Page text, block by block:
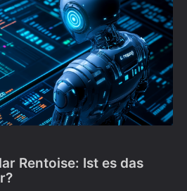
Rentoise: Ist es das